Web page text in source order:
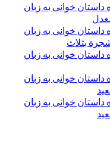
داستان خوانی به زبان
داستان خوانی به زبان
بثلاث
داستان خوانی به زبان
داستان خوانی به زبان
داستان خوانی به زبان